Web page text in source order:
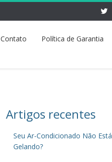
Contato Política de Garantia
Artigos recentes
Seu Ar-Condicionado Não Está
Gelando?